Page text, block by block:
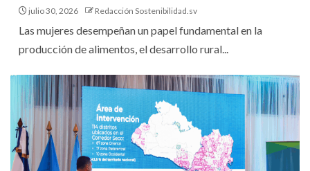
julio 30, 2026 Redacción Sostenibilidad.sv
Las mujeres desempeñan un papel fundamental en la
producción de alimentos, el desarrollo rural...